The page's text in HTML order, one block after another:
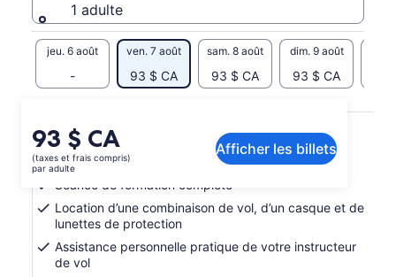
1 adulte
jeu. 6 août
-
ven. 7 août
93 $ CA
sam. 8 août
93 $ CA
dim. 9 août
93 $ CA
Le
prix
est
de 93 $ CA.
par
adulte
93 $ CA
(taxes et frais compris)
par adulte
Afficher les billets
Inclusions et exclusions
2 vols pour 1 personne
Séance de formation complète
Location d’une combinaison de vol, d’un casque et de
lunettes de protection
Assistance personnelle pratique de votre instructeur
de vol